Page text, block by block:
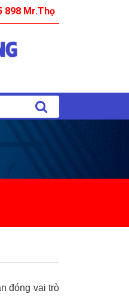
898 Mr.Thọ
đóng vai trò